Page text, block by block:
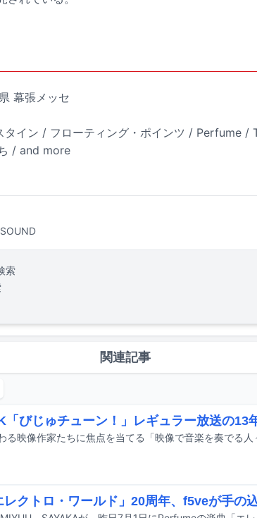
幕張メッセ
イン / フローティング・ポインツ / Perfume /
/ and more
索
関連記事
「びじゅチューン！」レギュラー放送の13
クトロ・ワールド」20周年、f5veが手の